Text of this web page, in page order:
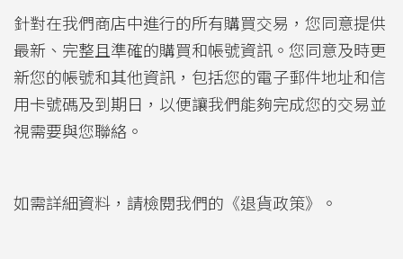
針對在我們商店中進行的所有購買交易，您同意提供
最新、完整且準確的購買和帳號資訊。您同意及時更
新您的帳號和其他資訊，包括您的電子郵件地址和信
用卡號碼及到期日，以便讓我們能夠完成您的交易並
視需要與您聯絡。
如需詳細資料，請檢閱我們的《退貨政策》。